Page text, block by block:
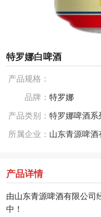
特罗娜白啤酒
产品规格：
品牌： 特罗娜
产品类别： 特罗娜啤酒系
所属企业： 山东青源啤酒
产品详情
由山东青源啤酒有限公司
中！